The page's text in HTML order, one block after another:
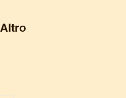
Altro